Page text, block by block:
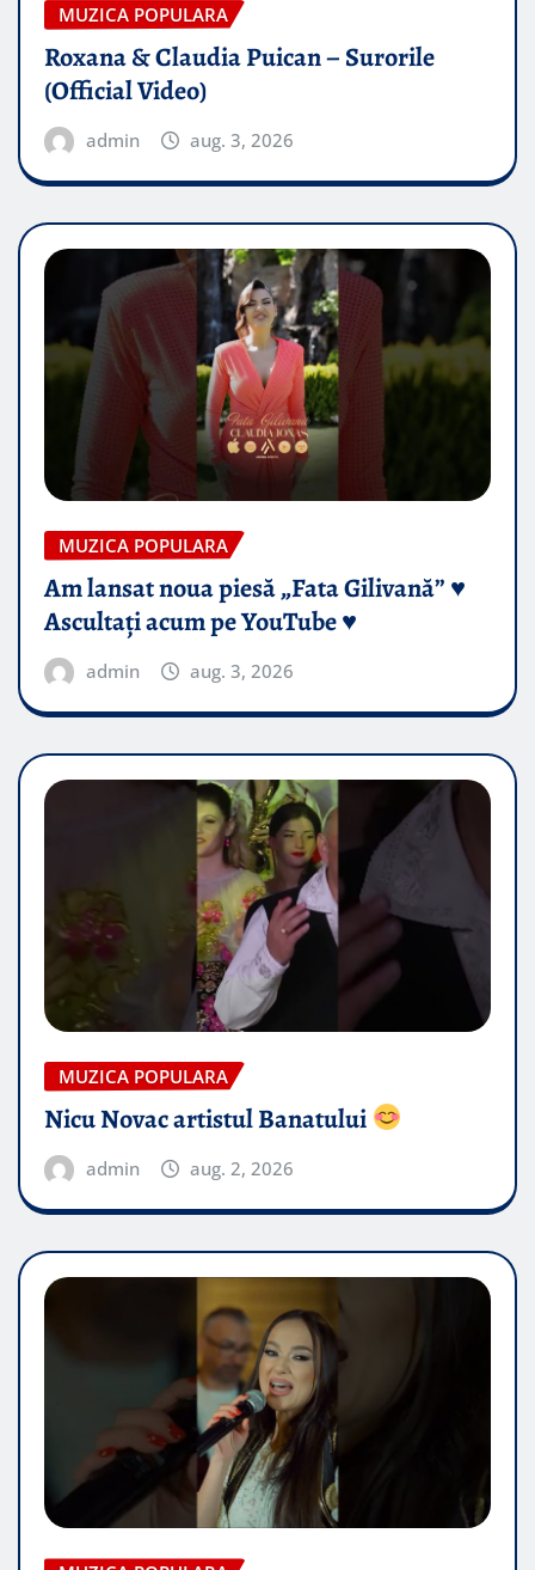
MUZICA POPULARA
Roxana & Claudia Puican – Surorile
(Official Video)
admin aug. 3, 2026
MUZICA POPULARA
Am lansat noua piesă „Fata Gilivană” ♥️
Ascultați acum pe YouTube ♥️
admin aug. 3, 2026
MUZICA POPULARA
Nicu Novac artistul Banatului
admin aug. 2, 2026